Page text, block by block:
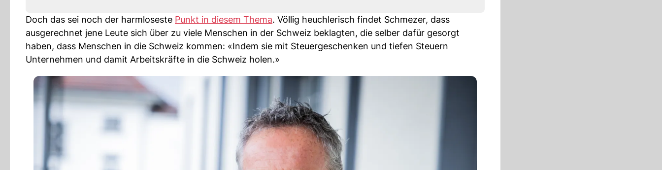
Doch das sei noch der harmloseste Punkt in diesem Thema. Völlig heuchlerisch findet Schmezer, dass
ausgerechnet jene Leute sich über zu viele Menschen in der Schweiz beklagten, die selber dafür gesorgt
haben, dass Menschen in die Schweiz kommen: «Indem sie mit Steuergeschenken und tiefen Steuern
Unternehmen und damit Arbeitskräfte in die Schweiz holen.»